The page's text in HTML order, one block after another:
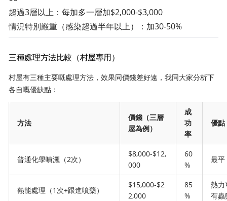
超過3層以上：每加多一層加$2,000-$3,000
情況特別嚴重（感染超過半年以上）：加30-50%
三種處理方法比較（村屋專用）
村屋有三種主要嘅處理方法，效果同價錢差好遠，我同大家分析下
各自嘅優缺點：
方法
價錢（三層
屋為例）
成
功
率
優點
普通化學噴灑（2次）
$8,000-$12,
000
60
%
最平
熱能處理（1次+跟進噴藥）
$15,000-$2
2,000
85
%
熱力
有蟲